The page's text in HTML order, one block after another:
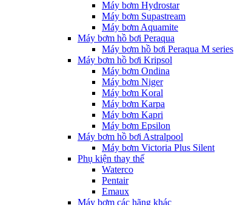
Máy bơm Hydrostar
Máy bơm Supastream
Máy bơm Aquamite
Máy bơm hồ bơi Peraqua
Máy bơm hồ bơi Peraqua M series
Máy bơm hồ bơi Kripsol
Máy bơm Ondina
Máy bơm Niger
Máy bơm Koral
Máy bơm Karpa
Máy bơm Kapri
Máy bơm Epsilon
Máy bơm hồ bơi Astralpool
Máy bơm Victoria Plus Silent
Phụ kiện thay thế
Waterco
Pentair
Emaux
Máy bơm các hãng khác